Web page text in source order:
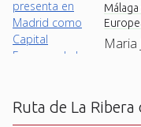
Maria
Ruta de La